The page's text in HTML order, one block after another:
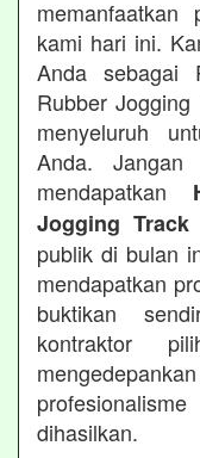
kami hari ini.
Anda sebagai
Rubber
menyeluruh
Anda. Jangan
mendapatkan
Jogging Track
publik di bulan
mendapatkan
buktikan
kontraktor
dihasilkan.